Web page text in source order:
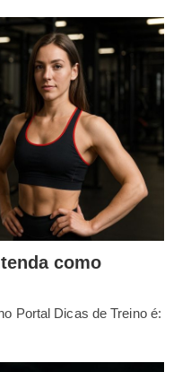
como
Portal Dicas de Treino é: